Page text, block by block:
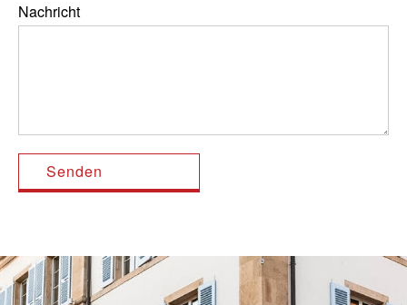
Nachricht